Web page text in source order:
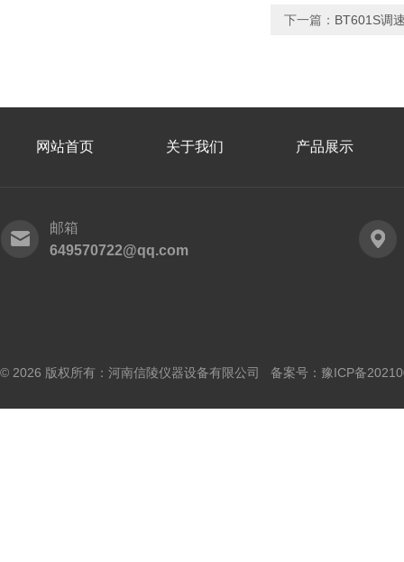
下一篇： BT601S调
网站首页 关于我们 产品展示
邮箱
649570722@qq.com
© 2026 版权所有：河南信陵仪器设备有限公司 备案号： 豫ICP备